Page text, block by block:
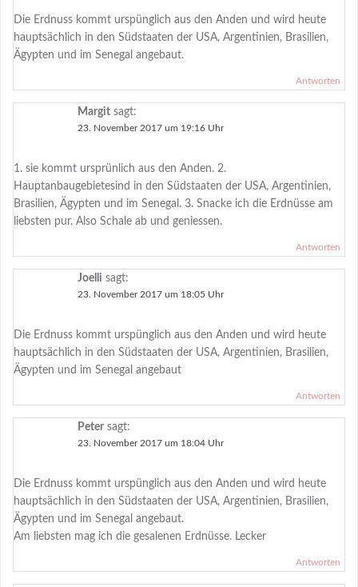
Die Erdnuss kommt urspünglich aus den Anden und wird heute
hauptsächlich in den Südstaaten der USA, Argentinien, Brasilien,
Ägypten und im Senegal angebaut.
Antworten
Margit sagt:
23. November 2017 um 19:16 Uhr
1. sie kommt ursprünlich aus den Anden. 2.
Hauptanbaugebietesind in den Südstaaten der USA, Argentinien,
Brasilien, Ägypten und im Senegal. 3. Snacke ich die Erdnüsse am
liebsten pur. Also Schale ab und geniessen.
Antworten
Joelli sagt:
23. November 2017 um 18:05 Uhr
Die Erdnuss kommt urspünglich aus den Anden und wird heute
hauptsächlich in den Südstaaten der USA, Argentinien, Brasilien,
Ägypten und im Senegal angebaut
Antworten
Peter sagt:
23. November 2017 um 18:04 Uhr
Die Erdnuss kommt urspünglich aus den Anden und wird heute
hauptsächlich in den Südstaaten der USA, Argentinien, Brasilien,
Ägypten und im Senegal angebaut.
Am liebsten mag ich die gesalenen Erdnüsse. Lecker
Antworten